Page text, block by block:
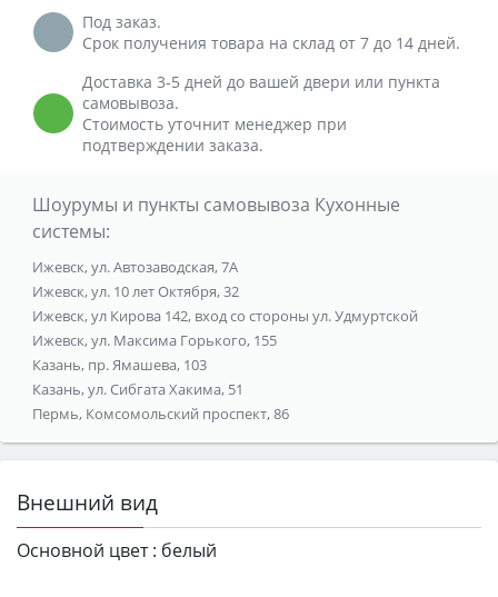
Под заказ.
Срок получения товара на склад от 7 до 14 дней.
Доставка 3-5 дней до вашей двери или пункта
самовывоза.
Стоимость уточнит менеджер при
подтверждении заказа.
Шоурумы и пункты самовывоза Кухонные
системы:
Ижевск, ул. Автозаводская, 7А
Ижевск, ул. 10 лет Октября, 32
Ижевск, ул Кирова 142, вход со стороны ул. Удмуртской
Ижевск, ул. Максима Горького, 155
Казань, пр. Ямашева, 103
Казань, ул. Сибгата Хакима, 51
Пермь, Комсомольский проспект, 86
Внешний вид
Основной цвет : белый